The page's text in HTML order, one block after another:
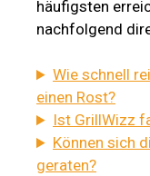
häufigsten
nachfolgend
Wie schnell
einen Rost?
Ist GrillWizz
Können sich
geraten?